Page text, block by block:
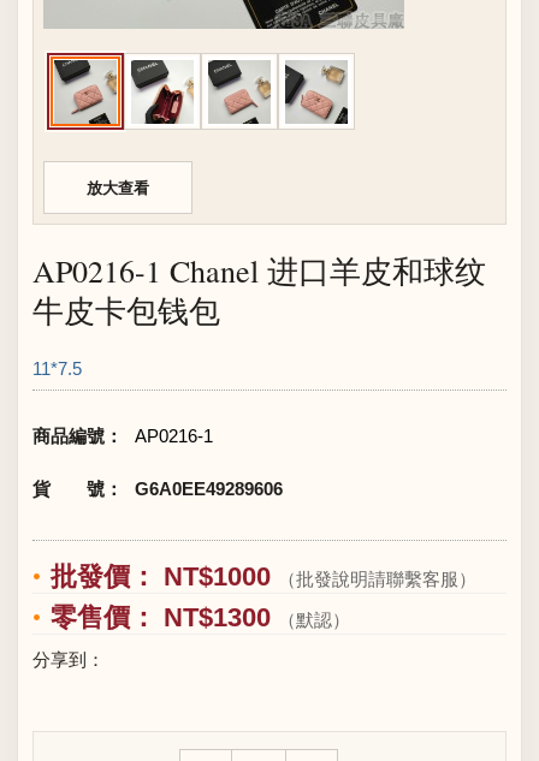
放大查看
AP0216-1 Chanel 进口羊皮和球纹
牛皮卡包钱包
11*7.5
商品編號： AP0216-1
貨 號： G6A0EE49289606
批發價： NT$1000 （批發說明請聯繫客服）
零售價： NT$1300
（默認）
分享到：